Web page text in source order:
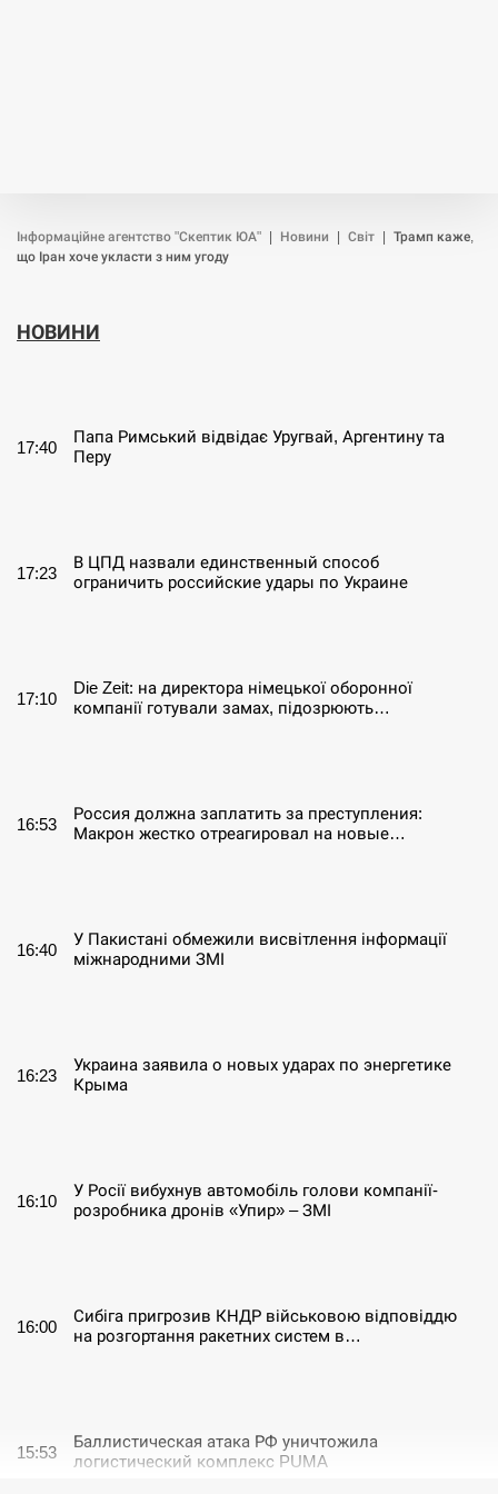
Інформаційне агентство "Скептик ЮА" Новини Світ
Трамп каже,
що Іран хоче укласти з ним угоду
НОВИНИ
17:40
Папа Римський відвідає Уругвай, Аргентину та
Перу
17:23
В ЦПД назвали единственный способ
ограничить российские удары по Украине
17:10
Die Zeit: на директора німецької оборонної
компанії готували замах, підозрюють…
16:53
Россия должна заплатить за преступления:
Макрон жестко отреагировал на новые…
16:40
У Пакистані обмежили висвітлення інформації
міжнародними ЗМІ
16:23
Украина заявила о новых ударах по энергетике
Крыма
16:10
У Росії вибухнув автомобіль голови компанії-
розробника дронів «Упир» – ЗМІ
16:00
Сибіга пригрозив КНДР військовою відповіддю
на розгортання ракетних систем в…
15:53
Баллистическая атака РФ уничтожила
логистический комплекс PUMA